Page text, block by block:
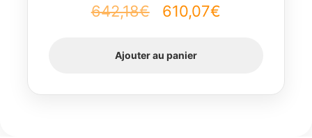
642,18€
Le
initial
610,07€
Ajouter au panier